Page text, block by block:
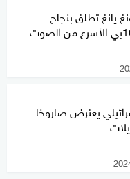
يانغ تطلق بنجاح
يعترض صاروخا